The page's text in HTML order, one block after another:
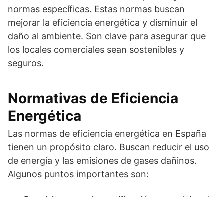
normas específicas. Estas normas buscan
mejorar la eficiencia energética y disminuir el
daño al ambiente. Son clave para asegurar que
los locales comerciales sean sostenibles y
seguros.
Normativas de Eficiencia
Energética
Las normas de eficiencia energética en España
tienen un propósito claro. Buscan reducir el uso
de energía y las emisiones de gases dañinos.
Algunos puntos importantes son: